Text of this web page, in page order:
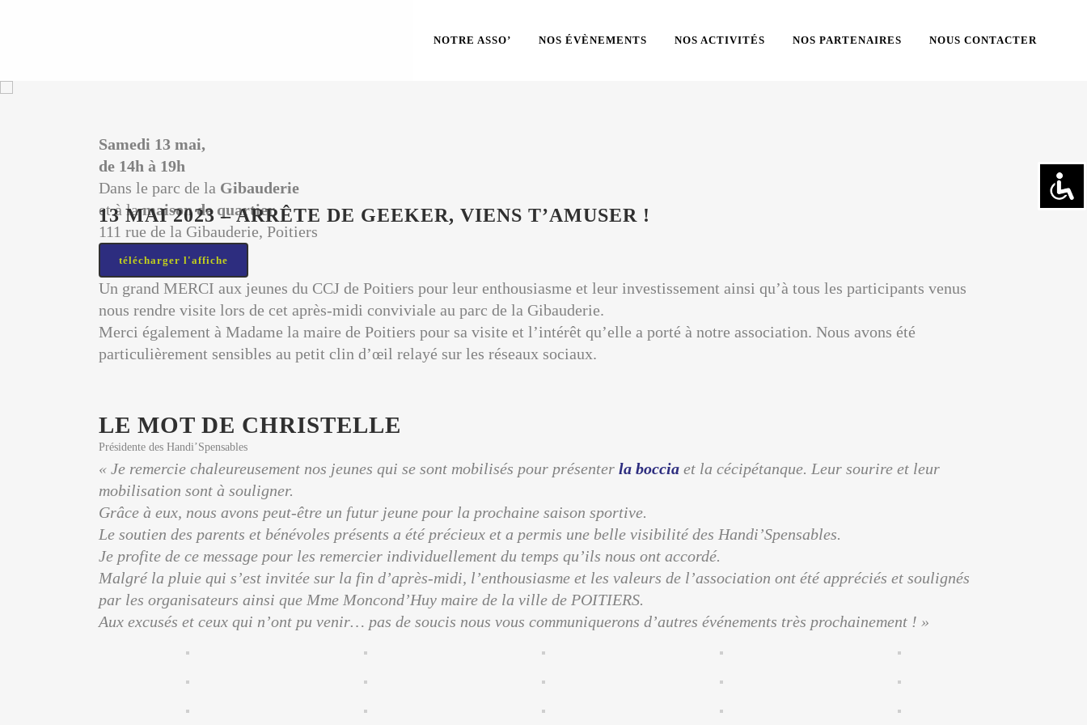
NOTRE ASSO’ NOS ÉVÈNEMENTS NOS ACTIVITÉS NOS PARTENAIRES NOUS CONTACTER
13 MAI 2023 – ARRÊTE DE GEEKER, VIENS T’AMUSER !
Samedi 13 mai,
de 14h à 19h
Dans le parc de la Gibauderie
et à lamaison de quartier
111 rue de la Gibauderie, Poitiers
télécharger l'affiche
Un grand MERCI aux jeunes du CCJ de Poitiers pour leur enthousiasme et leur investissement ainsi qu’à tous les participants venus
nous rendre visite lors de cet après-midi conviviale au parc de la Gibauderie.
Merci également à Madame la maire de Poitiers pour sa visite et l’intérêt qu’elle a porté à notre association. Nous avons été
particulièrement sensibles au petit clin d’œil relayé sur les réseaux sociaux.
LE MOT DE CHRISTELLE
Présidente des Handi’Spensables
« Je remercie chaleureusement nos jeunes qui se sont mobilisés pour présenter la boccia et la cécipétanque. Leur sourire et leur
mobilisation sont à souligner.
Grâce à eux, nous avons peut-être un futur jeune pour la prochaine saison sportive.
Le soutien des parents et bénévoles présents a été précieux et a permis une belle visibilité des Handi’Spensables.
Je profite de ce message pour les remercier individuellement du temps qu’ils nous ont accordé.
Malgré la pluie qui s’est invitée sur la fin d’après-midi, l’enthousiasme et les valeurs de l’association ont été appréciés et soulignés
par les organisateurs ainsi que Mme Moncond’Huy maire de la ville de POITIERS.
Aux excusés et ceux qui n’ont pu venir… pas de soucis nous vous communiquerons d’autres événements très prochainement ! »